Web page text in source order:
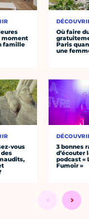
moment
famille
vous
des
Où faire
Paris
une
3 bonnes
d’écouter
podcast «
Fumoir »